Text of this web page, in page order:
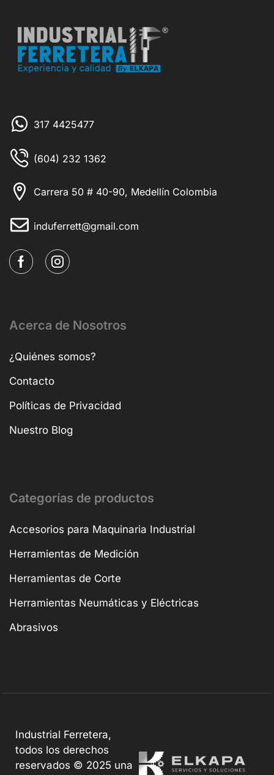
317 4425477
(604) 232 1362
Carrera 50 # 40-90, Medellín Colombia
induferrett@gmail.com
Acerca de Nosotros
¿Quiénes somos?
Contacto
Políticas de Privacidad
Nuestro Blog
Categorías de productos
Accesorios para Maquinaria Industrial
Herramientas de Medición
Herramientas de Corte
Herramientas Neumáticas y Eléctricas
Abrasivos
Industrial Ferretera,
todos los derechos
reservados © 2025 una